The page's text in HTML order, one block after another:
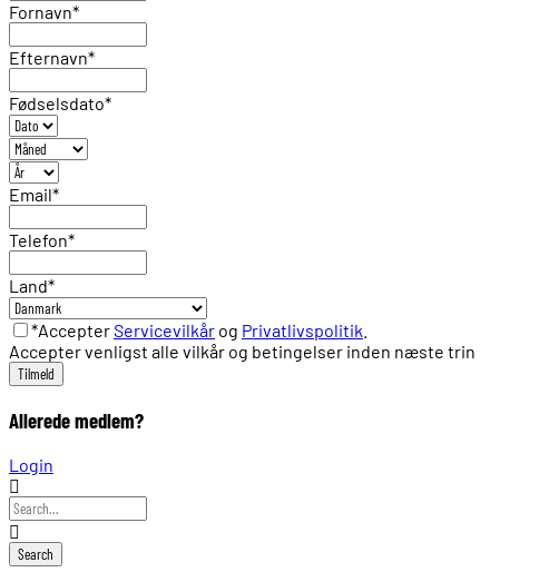
Fornavn*
Efternavn*
Fødselsdato*
Email*
Telefon*
Land*
*AccepterServicevilkår og Privatlivspolitik
Accepter venligst alle vilkår og betingelser inden næste trin
Allerede medlem?
Login